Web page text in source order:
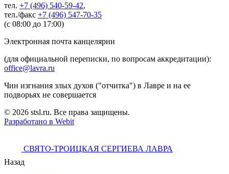
тел. +7 (496) 540-59-42,
тел./факс +7 (496) 547-70-35
(с 08:00 до 17:00)
Электронная почта канцелярии
(для официальной переписки, по вопросам аккредитации):
office@lavra.ru
Чин изгнания злых духов ("отчитка") в Лавре и на ее
подворьях не совершается
© 2026 stsl.ru. Все права защищены.
Разработано в Webit
СВЯТО-ТРОИЦКАЯ СЕРГИЕВА ЛАВРА
Назад